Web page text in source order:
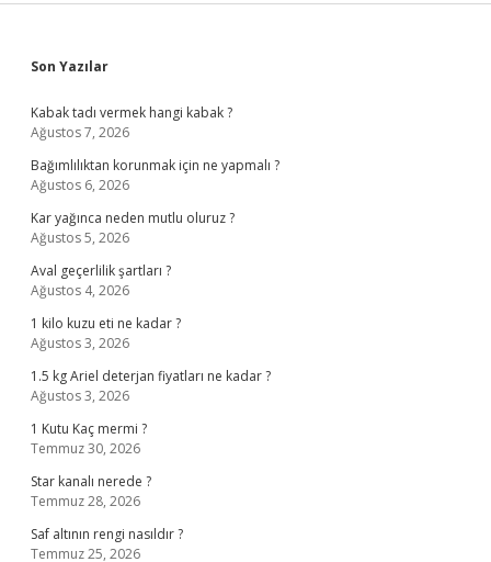
Sidebar
Son Yazılar
Kabak tadı vermek hangi kabak ?
Ağustos 7, 2026
Bağımlılıktan korunmak için ne yapmalı ?
Ağustos 6, 2026
Kar yağınca neden mutlu oluruz ?
Ağustos 5, 2026
Aval geçerlilik şartları ?
Ağustos 4, 2026
1 kilo kuzu eti ne kadar ?
Ağustos 3, 2026
1.5 kg Ariel deterjan fiyatları ne kadar ?
Ağustos 3, 2026
1 Kutu Kaç mermi ?
Temmuz 30, 2026
Star kanalı nerede ?
Temmuz 28, 2026
Saf altının rengi nasıldır ?
Temmuz 25, 2026